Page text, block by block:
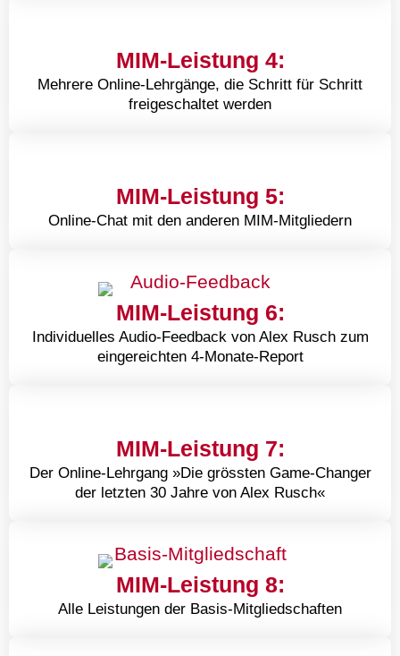
MIM-Leistung 4:
Mehrere Online-Lehrgänge, die Schritt für Schritt
freigeschaltet werden
MIM-Leistung 5:
Online-Chat mit den anderen MIM-Mitgliedern
MIM-Leistung 6:
Individuelles Audio-Feedback von Alex Rusch zum
eingereichten 4-Monate-Report
MIM-Leistung 7:
Der Online-Lehrgang »Die grössten Game-Changer
der letzten 30 Jahre von Alex Rusch«
MIM-Leistung 8:
Alle Leistungen der Basis-Mitgliedschaften